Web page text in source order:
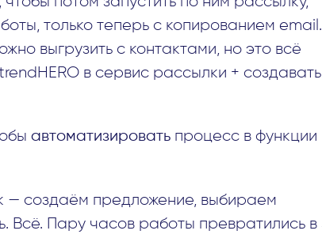
только теперь с копированием email.
выгрузить с контактами, но это всё
в сервис рассылки + создавать
автоматизировать процесс в функции
— создаём предложение, выбираем
Всё. Пару часов работы превратились в